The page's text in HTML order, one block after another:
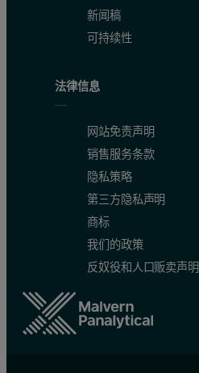
新闻稿
可持续性
法律信息
网站免责声明
销售服务条款
隐私策略
第三方隐私声明
商标
我们的政策
反奴役和人口贩卖声明